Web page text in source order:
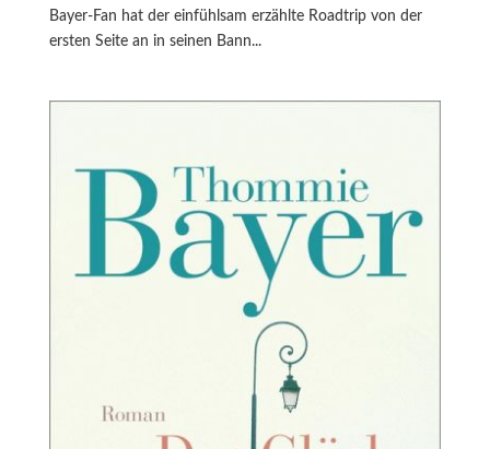
Bayer-Fan hat der einfühlsam erzählte Roadtrip von der
ersten Seite an in seinen Bann...